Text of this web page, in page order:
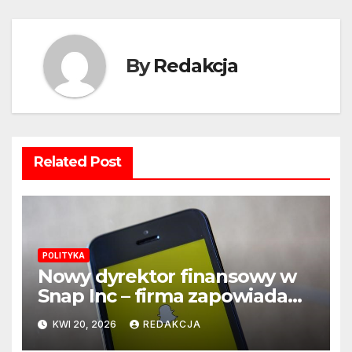
ByRedakcja
Related Post
POLITYKA
Nowy dyrektor finansowy w
Snap Inc – firma zapowiada
zmianę na kluczowym
stanowisku
KWI 20, 2026 REDAKCJA